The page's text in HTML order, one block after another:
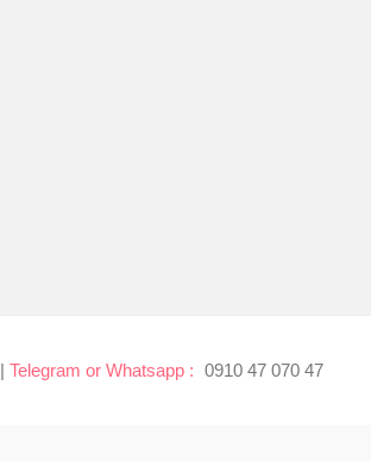
|Telegram or Whatsapp : 0910 47 070 47